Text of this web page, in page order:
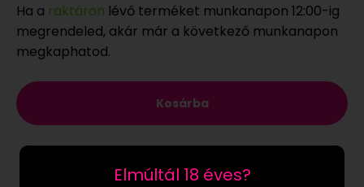
Elmúltál 18 éves?
Ha a raktáron lévő terméket munkanapon 12:00-ig
megrendeled, akár már a következő munkanapon
megkaphatod.
Kosárba